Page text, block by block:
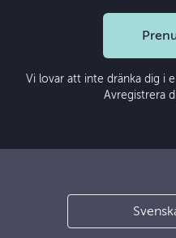
Vi lovar att inte dränka dig i
Avregistrera